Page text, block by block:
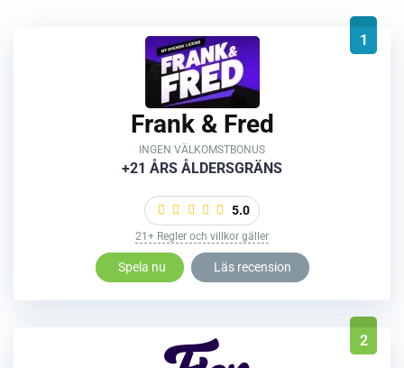
1
Frank & Fred
INGEN VÄLKOMSTBONUS
+21 ÅRS ÅLDERSGRÄNS
5.0
21+ Regler och villkor gäller
Spela nu Läs recension
2